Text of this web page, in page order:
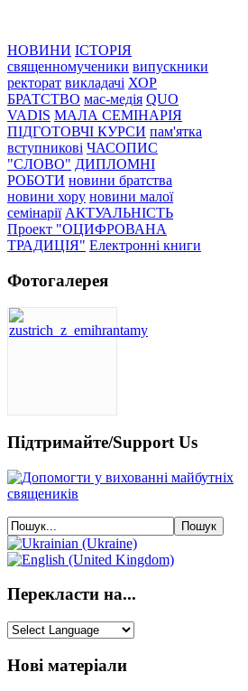
НОВИНИ ІСТОРІЯ
священномученики випускники
ректорат викладачі ХОР
БРАТСТВО мас-медія QUO
VADIS МАЛА СЕМІНАРІЯ
ПІДГОТОВЧІ КУРСИ пам'ятка
вступникові ЧАСОПИС
"СЛОВО" ДИПЛОМНІ
РОБОТИ новини братства
новини хору новини малої
семінарії АКТУАЛЬНІСТЬ
Проект "ОЦИФРОВАНА
ТРАДИЦІЯ" Електронні книги
Фотогалерея
Підтримайте/Support Us
Перекласти на...
Нові матеріали